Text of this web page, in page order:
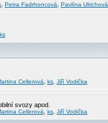
Petra Fadrhoncová Pavlína Ulrichová
ks
Cellerová ks Jiří Vodička
svozy apod.
Cellerová ks Jiří Vodička